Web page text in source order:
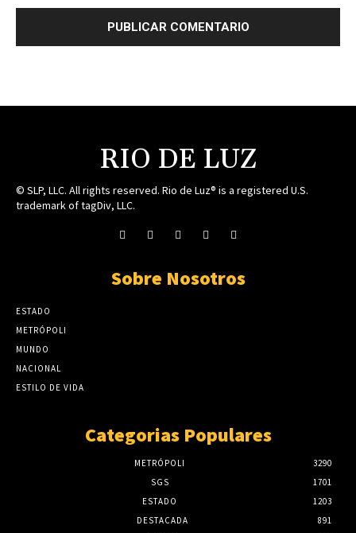
RIO DE LUZ
© SLP, LLC. All rights reserved. Rio de Luz® is a registered U.S.
trademark of tagDiv, LLC.
Sobre Nosotros
ESTADO
METRÓPOLI
MUNDO
NACIONAL
ESTILO DE VIDA
Categorias Populares
METRÓPOLI
3290
SGS
1701
ESTADO
1203
DESTACADA
891